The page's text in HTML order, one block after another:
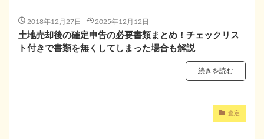
2018年12月27日 2025年12月12日
土地売却後の確定申告の必要書類まとめ！チェックリス
ト付きで書類を無くしてしまった場合も解説
続きを読む
査定